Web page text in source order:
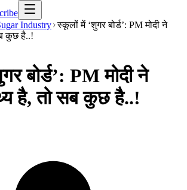
Industry स्कूलों में ‘शुगर बोर्ड’: PM मोदी ने
कुछ है..!
बोर्ड’: PM मोदी ने
है, तो सब कुछ है..!